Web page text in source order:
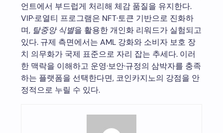
언트에서 부드럽게 처리해 체감 품질을 유지한다.
VIP·로열티 프로그램은 NFT·토큰 기반으로 진화하
며, 탈중앙 식별을 활용한 개인화 리워드가 실험되고
있다. 규제 측면에서는 AML 강화와 소비자 보호 장
치 의무화가 국제 표준으로 자리 잡는 추세다. 이러
한 맥락을 이해하고 운영·보안·규정의 삼박자를 충족
하는 플랫폼을 선택한다면, 코인카지노의 강점을 안
정적으로 누릴 수 있다.